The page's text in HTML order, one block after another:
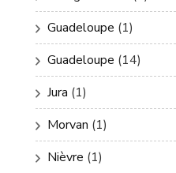
Guadeloupe (1)
Guadeloupe (14)
Jura (1)
Morvan (1)
Nièvre (1)